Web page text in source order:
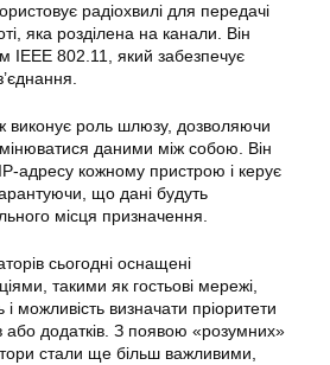
радіохвилі для передачі
яка розділена на канали. Він
IEEE 802.11, який забезпечує
виконує роль шлюзу, дозволяючи
даними між собою. Він
адресу кожному пристрою і керує
що дані будуть
місця призначення.
сьогодні оснащені
такими як гостьові мережі,
і можливість визначати пріоритети
або додатків. З появою «розумних»
стали ще більш важливими,